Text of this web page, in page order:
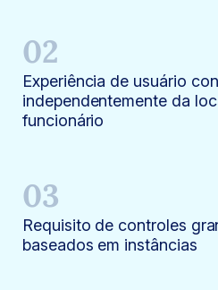
02
Experiência de usuário
independentemente da
funcionário
03
Requisito de controles
baseados em instâncias